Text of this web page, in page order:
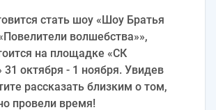
стать шоу «Шоу Братья
волшебства»»,
на площадке «СК
октября - 1 ноября. Увидев
рассказать близким о том,
провели время!